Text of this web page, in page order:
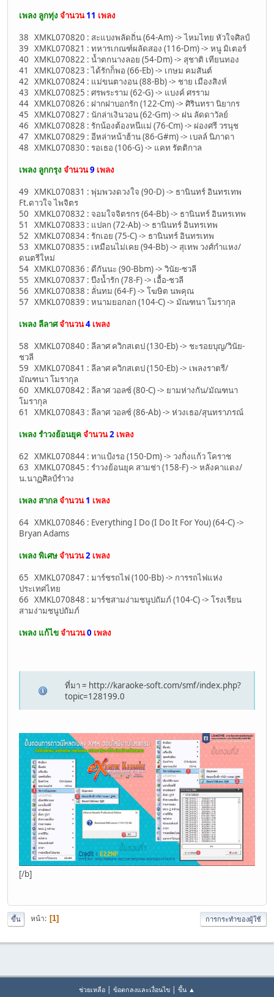
เพลง ลูกทุ่ง จำนวน11 เพลง
38 XMKL070820 : สะแบงพลัดถิ่น (64-Am) -> ไหมไทย หัวใจศิลป์
39 XMKL070821 : ทหารเกณฑ์ผลัดสอง (116-Dm) -> หนู มิเตอร์
40 XMKL070822 : น้ำตกนางลอย (54-Dm) -> สุชาติ เทียนทอง
41 XMKL070823 : ได้รักก็พอ (66-Eb) -> เกษม คมสันต์
42 XMKL070824 : แม่ขนตางอน (88-Bb) -> ชาย เมืองสิงห์
43 XMKL070825 : ศรพระราม (62-G) -> แบงค์ ศรราม
44 XMKL070826 : ฝากฝาบอกรัก (122-Cm) -> ศิรินทรา นิยากร
45 XMKL070827 : นักล่าเงินวอน (62-Gm) -> ฝน ลัดดาวัลย์
46 XMKL070828 : รักน้องต้องหนีแม่ (76-Cm) -> ผ่องศรี วรนุช
47 XMKL070829 : อีหล่าหน้าฮ้าน (86-G#m) -> เบลล์ นิภาดา
48 XMKL070830 : รอเธอ (106-G) -> แคท รัตติกาล
เพลง ลูกกรุง จำนวน9 เพลง
49 XMKL070831 : พุ่มพวงดวงใจ (90-D) -> ธานินทร์ อินทรเทพ
Ft.ดาวใจ ไพจิตร
50 XMKL070832 : จอมใจจิตรกร (64-Bb) -> ธานินทร์ อินทรเทพ
51 XMKL070833 : แปลก (72-Ab) -> ธานินทร์ อินทรเทพ
52 XMKL070834 : รักเอย (75-C) -> ธานินทร์ อินทรเทพ
53 XMKL070835 : เหมือนไม่เคย (94-Bb) -> สุเทพ วงศ์กำแหง/
ดนตรีใหม่
54 XMKL070836 : ดีกันนะ (90-Bbm) -> วินัย-ชวลี
55 XMKL070837 : บึงน้ำรัก (78-F) -> เอื้อ-ชวลี
56 XMKL070838 : ลั่นทม (64-F) -> โฆษิต นพคุณ
57 XMKL070839 : หนามยอกอก (104-C) -> มัณฑนา โมรากุล
เพลง ลีลาศจำนวน4 เพลง
58 XMKL070840 : ลีลาศ ควิกสเตป (130-Eb) -> ชะรอยบุญ/วินัย-
ชวลี
59 XMKL070841 : ลีลาศ ควิกสเตป (150-Eb) -> เพลงราตรี/
มัณฑนา โมรากุล
60 XMKL070842 : ลีลาศ วอลซ์ (80-C) -> ยามห่างกัน/มัณฑนา
โมรากุล
61 XMKL070843 : ลีลาศ วอลซ์ (86-Ab) -> ห่วงเธอ/สุนทราภรณ์
เพลง รำวงย้อนยุคจำนวน2 เพลง
62 XMKL070844 : ทาแป้งรอ (150-Dm) -> วงกิ่งแก้ว โคราช
63 XMKL070845 : รำวงย้อนยุค สามช่า (158-F) -> หลังคาแดง/
น.นาฏศิลป์รำวง
เพลง สากลจำนวน1 เพลง
64 XMKL070846 : Everything I Do (I Do It For You) (64-C) ->
Bryan Adams
เพลง พิเศษจำนวน2 เพลง
65 XMKL070847 : มาร์ชรถไฟ (100-Bb) -> การรถไฟแห่ง
ประเทศไทย
66 XMKL070848 : มาร์ชสามง่ามชนูปถัมภ์ (104-C) -> โรงเรียน
สามง่ามชนูปถัมภ์
เพลง แก้ไขจำนวน0 เพลง
ที่มา = http://karaoke-soft.com/smf/index.php?
topic=128199.0
[/b]
ขึ้น หน้า 1 การกระทำของผู้ใช้
ช่วยเหลือ | ข้อตกลงและเงื่อนไข | ขึ้น ▲